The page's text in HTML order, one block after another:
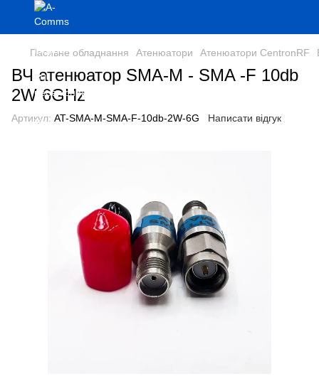
Пасивне обладнання Атенюатори Атенюатори CentronRF
ВЧ атенюатор SMA-M - SMA -F 10db
2W 6GHz
Артикул: AT-SMA-M-SMA-F-10db-2W-6G Написати відгук